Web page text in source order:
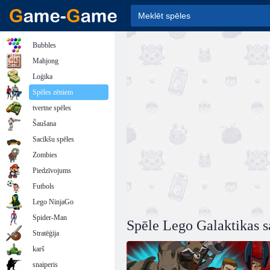
Spēle Lego Galaktikas
Bubbles
Mahjong
Loģika
Spēles zēniem
tvertne spēles
Šaušana
Sacīkšu spēles
Zombies
Piedzīvojums
Futbols
Lego NinjaGo
Spider-Man
Stratēģija
karš
snaiperis